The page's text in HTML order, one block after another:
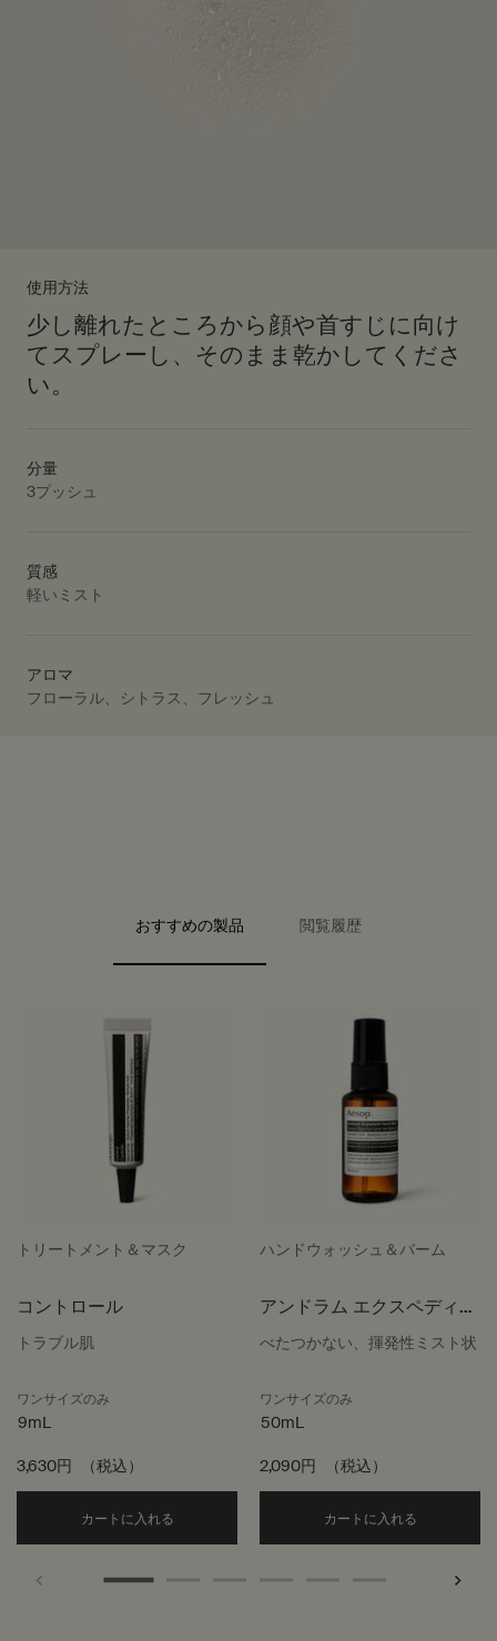
使用方法
少し離れたところから顔や首すじに向け
てスプレーし、そのまま乾かしてくださ
い。
分量
3プッシュ
質感
軽いミスト
アロマ
フローラル、シトラス、フレッシュ
PDP carousel with text
PDP Video Flowplayer just on mobile
おすすめの製品 閲覧履歴
トリートメント＆マスク
コントロール
トラブル肌
ワンサイズのみ
9mL
3,630円 （税込）
カートに入れる Add the コントロール to cart
ハンドウォッシュ＆バーム
アンドラム エクスペディエ
ント ハンドミスト
べたつかない、揮発性ミスト状
ワンサイズのみ
50mL
2,090円 （税込）
カートに入れる